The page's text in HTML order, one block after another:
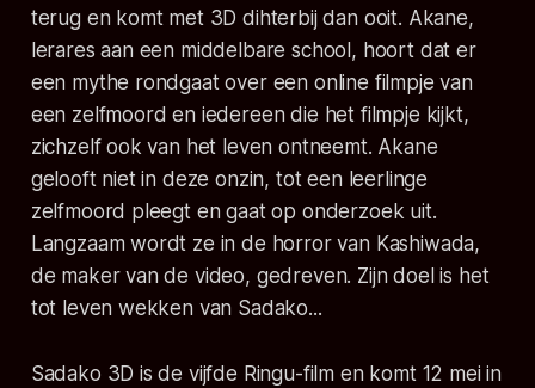
terug en komt met 3D dihterbij dan ooit. Akane,
lerares aan een middelbare school, hoort dat er
een mythe rondgaat over een online filmpje van
een zelfmoord en iedereen die het filmpje kijkt,
zichzelf ook van het leven ontneemt. Akane
gelooft niet in deze onzin, tot een leerlinge
zelfmoord pleegt en gaat op onderzoek uit.
Langzaam wordt ze in de horror van Kashiwada,
de maker van de video, gedreven. Zijn doel is het
tot leven wekken van Sadako...
Sadako 3D is de vijfde Ringu-film en komt 12 mei in